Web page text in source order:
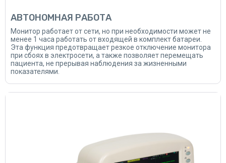
АВТОНОМНАЯ РАБОТА
Монитор работает от сети, но при необходимости может не
менее 1 часа работать от входящей в комплект батареи.
Эта функция предотвращает резкое отключение монитора
при сбоях в электросети, а также позволяет перемещать
пациента, не прерывая наблюдения за жизненными
показателями.